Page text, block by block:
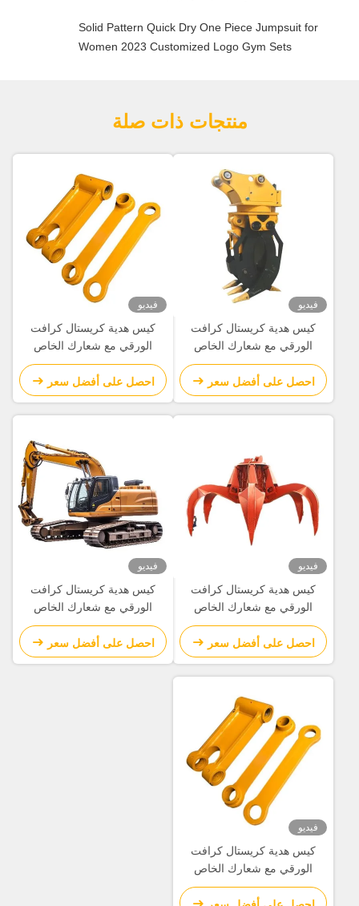
Solid Pattern Quick Dry One Piece Jumpsuit for
Women 2023 Customized Logo Gym Sets
منتجات ذات صلة
فيديو
كيس هدية كريستال كرافت
الورقي مع شعارك الخاص
لحفلة عيد الميلاد الزخرفية
احصل على أفضل سعر
فيديو
كيس هدية كريستال كرافت
الورقي مع شعارك الخاص
لحفلة عيد الميلاد الزخرفية
احصل على أفضل سعر
فيديو
كيس هدية كريستال كرافت
الورقي مع شعارك الخاص
لحفلة عيد الميلاد الزخرفية
احصل على أفضل سعر
فيديو
كيس هدية كريستال كرافت
الورقي مع شعارك الخاص
لحفلة عيد الميلاد الزخرفية
احصل على أفضل سعر
فيديو
كيس هدية كريستال كرافت
الورقي مع شعارك الخاص
لحفلة عيد الميلاد الزخرفية